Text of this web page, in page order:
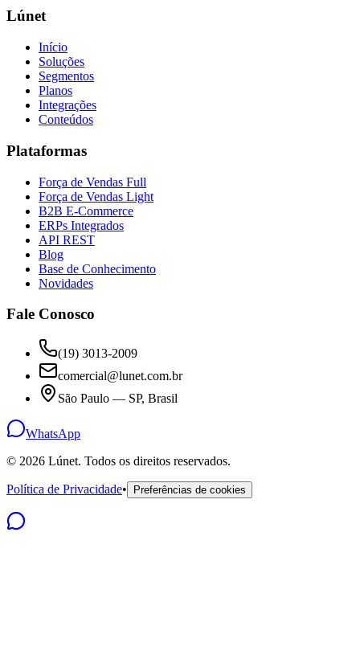
Lúnet
Início
Soluções
Segmentos
Planos
Integrações
Conteúdos
Plataformas
Força de Vendas Full
Força de Vendas Light
B2B E-Commerce
ERPs Integrados
API REST
Blog
Base de Conhecimento
Novidades
Fale Conosco
(19) 3013-2009
comercial@lunet.com.br
São Paulo — SP, Brasil
WhatsApp
© 2026 Lúnet. Todos os direitos reservados.
Política de Privacidade• Preferências de cookies